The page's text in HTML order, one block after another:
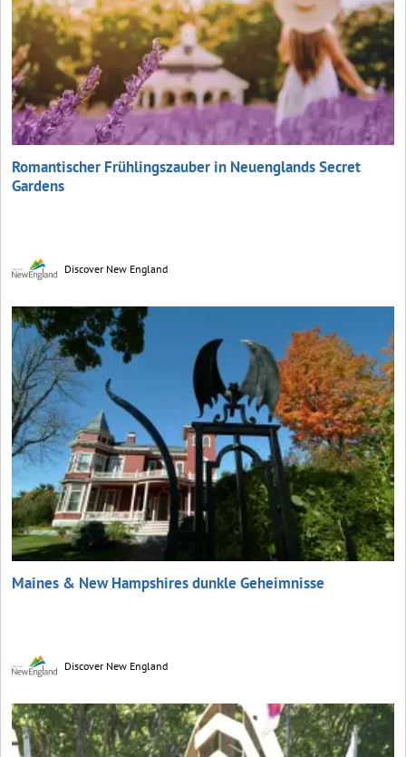
Romantischer Frühlingszauber in Neuenglands Secret
Gardens
Discover New England
Maines & New Hampshires dunkle Geheimnisse
Discover New England